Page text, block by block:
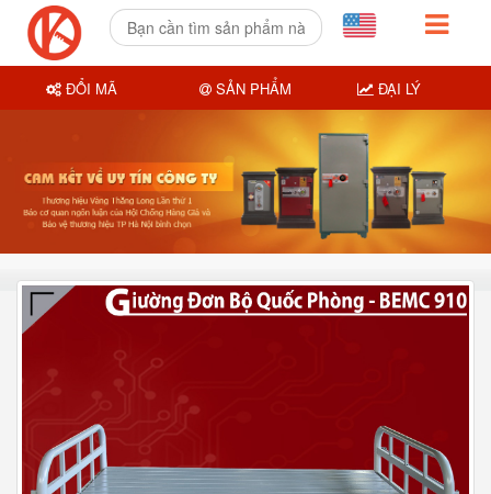
ĐỔI MÃ SẢN PHẨM ĐẠI LÝ